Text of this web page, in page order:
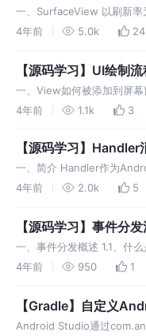
画优化
一、SurfaceView 以刷新率
例，屏幕刷新的时间间隔是
所以一些绘制频繁且复杂的
4年前 5.0k 24
【源码学习】UI绘制
一、View如何被添加到屏
前，先理解几个概念
4年前 1.1k 3
【源码学习】Handler
ThreadLocal原理
一、简介 Handler作为
用方式，主要由Handler、
Handler负责线程间消息通
4年前 2.0k 5
【源码学习】事件分
一、事件分发概述 1.1、什
件MotionEvent从Activity传
MotionEvent的
4年前 950 1
【Gradle】自定义
plugin
Android Studio通过